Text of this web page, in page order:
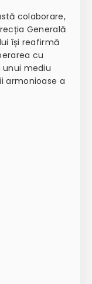
colaborare,
Generală
își reafirmă
cu
mediu
armonioase a